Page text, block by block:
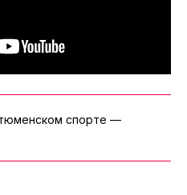
спорте —